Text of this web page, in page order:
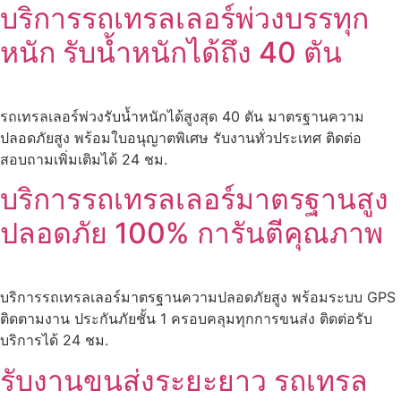
บริการรถเทรลเลอร์พ่วงบรรทุก
หนัก รับน้ำหนักได้ถึง 40 ตัน
รถเทรลเลอร์พ่วงรับน้ำหนักได้สูงสุด 40 ตัน มาตรฐานความ
ปลอดภัยสูง พร้อมใบอนุญาตพิเศษ รับงานทั่วประเทศ ติดต่อ
สอบถามเพิ่มเติมได้ 24 ชม.
บริการรถเทรลเลอร์มาตรฐานสูง
ปลอดภัย 100% การันตีคุณภาพ
บริการรถเทรลเลอร์มาตรฐานความปลอดภัยสูง พร้อมระบบ GPS
ติดตามงาน ประกันภัยชั้น 1 ครอบคลุมทุกการขนส่ง ติดต่อรับ
บริการได้ 24 ชม.
รับงานขนส่งระยะยาว รถเทรล